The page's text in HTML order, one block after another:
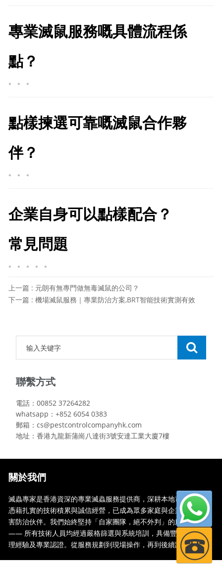
專業滅鼠服務嘅具體流程係
點？
。 。 。
點樣揀選可靠嘅滅鼠合作夥
伴？
。 。 。
企業自身可以點樣配合？
常見問題
。 。 。 。 。
上一篇 : 元朗有無專門做無毒滅鼠的公司？
下一篇 : 機場滅鼠服務｜專業防治方案,BRT智能技術實測有效
聯繫方式
電話：00852 37264282
whatsapp：+852 6054 0383
郵箱：cs@pestcontrolcompanyhk.com
地址：香港九龍新蒲崗八達街3號安達工業大廈7樓
關於我們
滅蟲專家是香港資深的專業滅蟲服務提供商，深耕本地市場多年，
憑藉扎實的技術積累與誠信經營，已成為眾多家庭與企業信賴的蟲
害防治伙伴。我們始終堅持「自家團隊，絕不外判」的服務承諾
—— 所有技術人員均經過嚴格篩選與系統培訓，具備豐富的現場處
理經驗及專業認證。從服務規劃到現場操作，再到後續跟蹤，全...